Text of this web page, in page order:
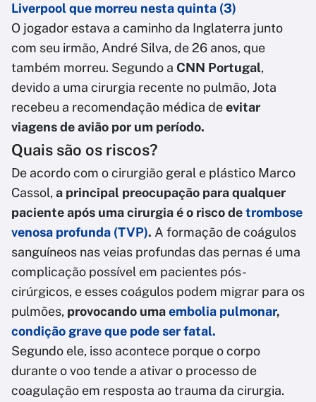
Liverpool que morreu nesta quinta (3)
O jogador estava a caminho da Inglaterra junto
com seu irmão, André Silva, de 26 anos, que
também morreu. Segundo a CNN Portugal,
devido a uma cirurgia recente no pulmão, Jota
recebeu a recomendação médica deevitar
viagens de avião por um período.
Quais são os riscos?
De acordo com o cirurgião geral e plástico Marco
Cassol, a principal preocupação para qualquer
paciente após uma cirurgia é o risco detrombose
venosa profunda (TVP). A formação de coágulos
sanguíneos nas veias profundas das pernas é uma
complicação possível em pacientes pós-
cirúrgicos, e esses coágulos podem migrar para os
pulmões, provocando umaembolia pulmonar,
condição grave que pode ser fatal.
Segundo ele, isso acontece porque o corpo
durante o voo tende a ativar o processo de
coagulação em resposta ao trauma da cirurgia.